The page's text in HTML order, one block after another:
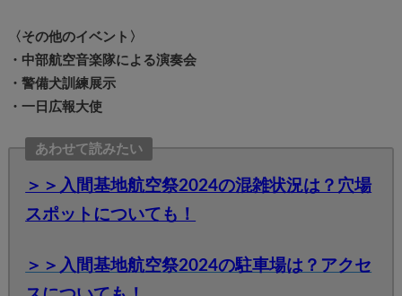
〈その他のイベント〉
・中部航空音楽隊による演奏会
・警備犬訓練展示
・一日広報大使
あわせて読みたい
＞＞入間基地航空祭2024の混雑状況は？穴場
スポットについても！
＞＞入間基地航空祭2024の駐車場は？アクセ